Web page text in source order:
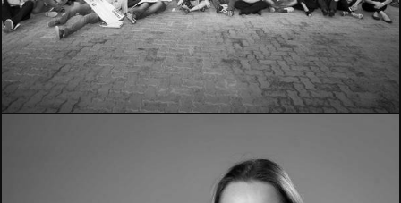
764